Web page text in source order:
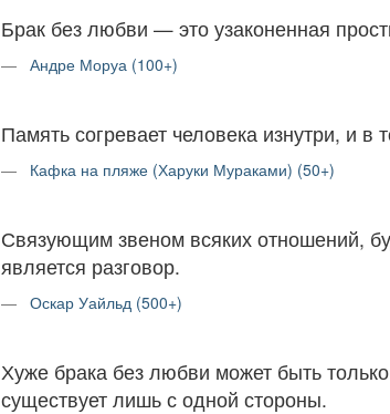
Брак без любви — это узаконенная
Андре Моруа (100+)
Память согревает человека изнутри, и в
Кафка на пляже (Харуки Мураками) (50+)
Связующим звеном всяких отношений,
является разговор.
Оскар Уайльд (500+)
Хуже брака без любви может быть
существует лишь с одной стороны.